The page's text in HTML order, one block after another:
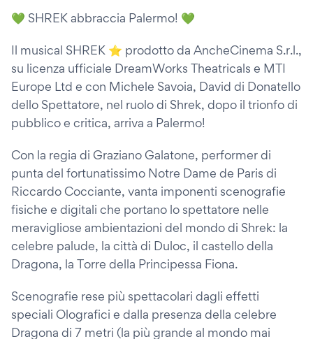
💚 SHREK abbraccia Palermo! 💚
Il musical SHREK ⭐ prodotto da AncheCinema S.r.l.,
su licenza ufficiale DreamWorks Theatricals e MTI
Europe Ltd e con Michele Savoia, David di Donatello
dello Spettatore, nel ruolo di Shrek, dopo il trionfo di
pubblico e critica, arriva a Palermo!
Con la regia di Graziano Galatone, performer di
punta del fortunatissimo Notre Dame de Paris di
Riccardo Cocciante, vanta imponenti scenografie
fisiche e digitali che portano lo spettatore nelle
meravigliose ambientazioni del mondo di Shrek: la
celebre palude, la città di Duloc, il castello della
Dragona, la Torre della Principessa Fiona.
Scenografie rese più spettacolari dagli effetti
speciali Olografici e dalla presenza della celebre
Dragona di 7 metri (la più grande al mondo mai